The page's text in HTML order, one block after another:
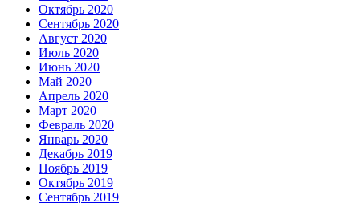
Октябрь 2020
Сентябрь 2020
Август 2020
Июль 2020
Июнь 2020
Май 2020
Апрель 2020
Март 2020
Февраль 2020
Январь 2020
Декабрь 2019
Ноябрь 2019
Октябрь 2019
Сентябрь 2019